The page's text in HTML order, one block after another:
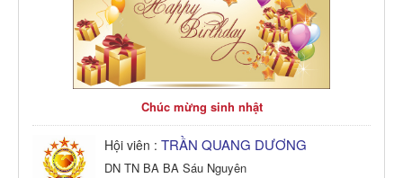
Chúc mừng sinh nhật
Hội viên : TRẦN QUANG DƯƠNG
DN TN BA BA Sáu Nguyên